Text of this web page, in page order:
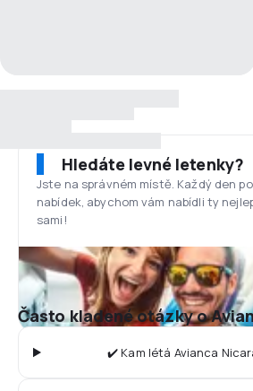
Hledáte levné letenky?
Jste na správném místě. Každý den
nabídek, abychom vám nabídli ty
sami!
Často kladené otázky o
✔️ Kam létá Avianca